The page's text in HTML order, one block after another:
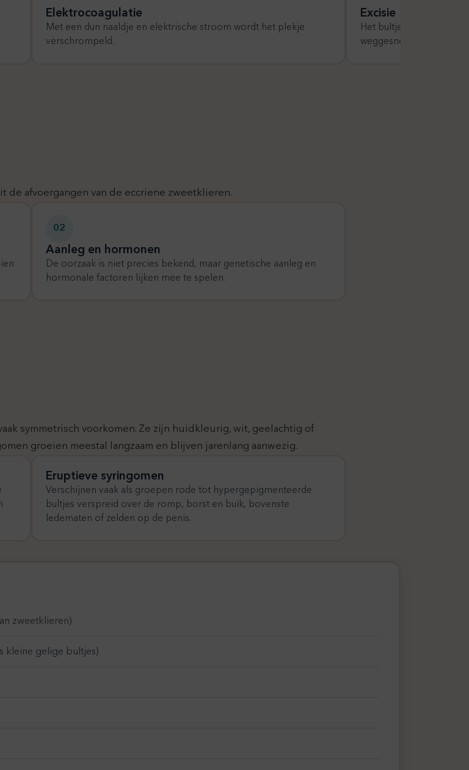
Elektrocoagulatie
Met een dun naaldje en elektrische stroom wordt het plekje
verschrompeld.
Excisie
Het bultje wordt heel
weggesneden met een
de afvoergangen van de eccriene zweetklieren.
02
Aanleg en hormonen
De oorzaak is niet precies bekend, maar genetische aanleg en
hormonale factoren lijken mee te spelen.
symmetrisch voorkomen. Ze zijn huidkleurig, wit, geelachtig of
groeien meestal langzaam en blijven jarenlang aanwezig.
Eruptieve syringomen
Verschijnen vaak als groepen rode tot hypergepigmenteerde
bultjes verspreid over de romp, borst en buik, bovenste
ledematen of zelden op de penis.
zweetklieren)
kleine gelige bultjes)